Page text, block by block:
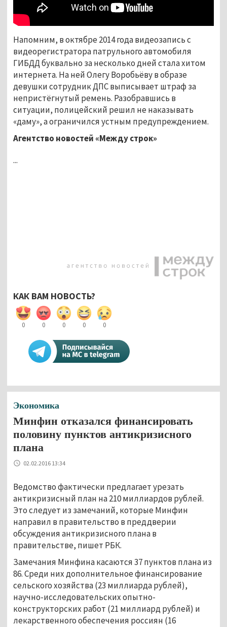
Напомним, в октябре 2014 года видеозапись с
видеорегистратора патрульного автомобиля
ГИБДД буквально за несколько дней стала хитом
интернета. На ней Олегу Воробьёву в образе
девушки сотрудник ДПС выписывает штраф за
непристёгнутый ремень. Разобравшись в
ситуации, полицейский решил не наказывать
«даму», а ограничился устным предупреждением.
Агентство новостей «Между строк»
...
КАК ВАМ НОВОСТЬ?
0 0 0 0 0
Экономика
Минфин отказался финансировать
половину пунктов антикризисного
плана
02.02.2016 13:34
Ведомство фактически предлагает урезать
антикризисный план на 210 миллиардов рублей.
Это следует из замечаний, которые Минфин
направил в правительство в преддверии
обсуждения антикризисного плана в
правительстве, пишет РБК.
Замечания Минфина касаются 37 пунктов плана из
86. Среди них дополнительное финансирование
сельского хозяйства (23 миллиарда рублей),
научно-исследовательских опытно-
конструкторских работ (21 миллиард рублей) и
лекарственного обеспечения россиян (16